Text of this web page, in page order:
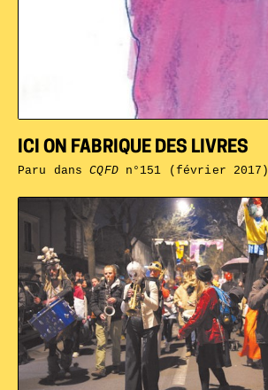
ICI ON FABRIQUE DES LIVRES
Paru dansCQFDn°151 (février 2017)